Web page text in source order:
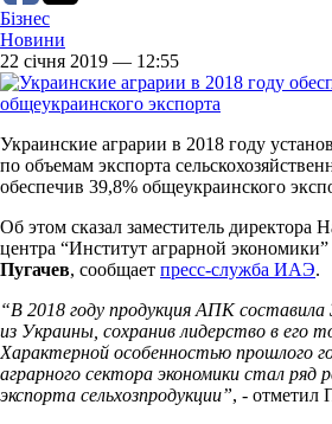
Бізнес
Новини
22 січня 2019 — 12:55
Украинские аграрии в 2018 году
по объемам экспорта
обеспечив 39,8% общеукраинского
Об этом сказал заместитель директора
центра “Институт аграрной
Пугачев, сообщает пресс-служба ИАЭ.
“В 2018 году продукция АПК
из Украины, сохранив лидерство в его
Характерной особенностью прошлого
аграрного сектора экономики стал ряд
экспорта сельхозпродукции”, - отметил